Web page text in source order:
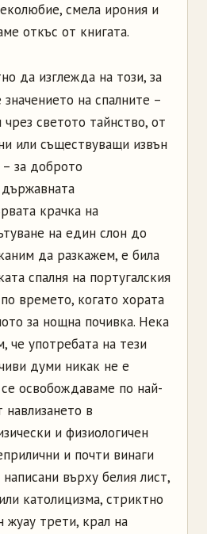
смела ирония и
откъс от книгата.
да изглежда на този, за
на спалните –
светото тайнство, от
или съществуващи извън
за доброто
крачка на
на един слон до
да разкажем, е била
спалня на португалския
времето, когато хората
за нощна почивка. Нека
че употребата на тези
думи никак не е
се освобождаваме по най-
навлизането в
и физиологичен
и почти винаги
върху белия лист,
католицизма, стриктно
трети, крал на